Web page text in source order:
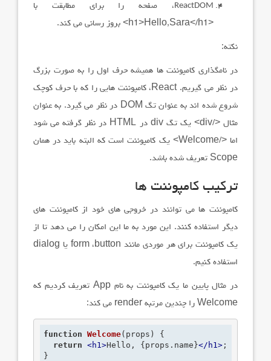
ReactDOM، صفحه را برای مطابقت با
<h1>Hello,Sara</h1> بروز رسانی می کند.
نکته:
در نامگذاری کامپوننت ها همیشه حرف اول را به صورت بزرگ
در نظر می گیریم.React، کامپوننت هایی را که با حرف کوچک
شروع شده اند به عنوان تگ DOM در نظر می گیرد. به عنوان
مثال<div/> یک تگdiv در HTML در نظر گرفته می شود
اما<Welcome/> یک کامپوننت است که البته باید در همان
Scope تعریف شده باشد.
ترکیب کامپوننت ها
کامپوننت ها می توانند در خروجی های خود از کامپوننت های
دیگر استفاده کنند. این مورد به ما این امکان را می دهد تا از
یک کامپوننت برای هر موردی مانند button،form یا dialog
استفاده کنیم.
در مثال پایین ما یک کامپوننت به نامApp تعریف کردیم که
Welcome را چندین مرتبه render می کند:
function Welcome(props)
{
return <h1 >Hello, {props.name}</ h1 > ;
}